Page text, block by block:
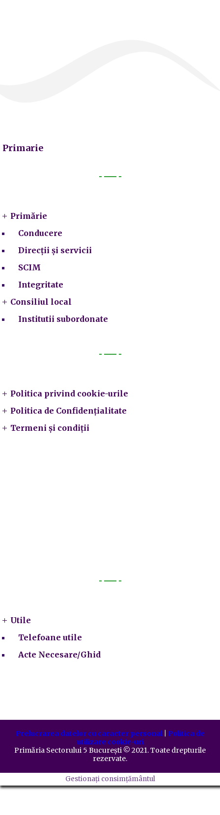
Primarie
Primărie
Conducere
Direcții și servicii
SCIM
Integritate
Consiliul local
Institutii subordonate
Politica privind cookie-urile
Politica de Confidențialitate
Termeni și condiții
Utile
Telefoane utile
Acte Necesare/Ghid
Prelucrarea datelor cu caracter personal| Politica de
utilizare cookie-uri
Primăria Sectorului 5 București ©️ 2021. Toate drepturile
rezervate.
Gestionați consimțământul